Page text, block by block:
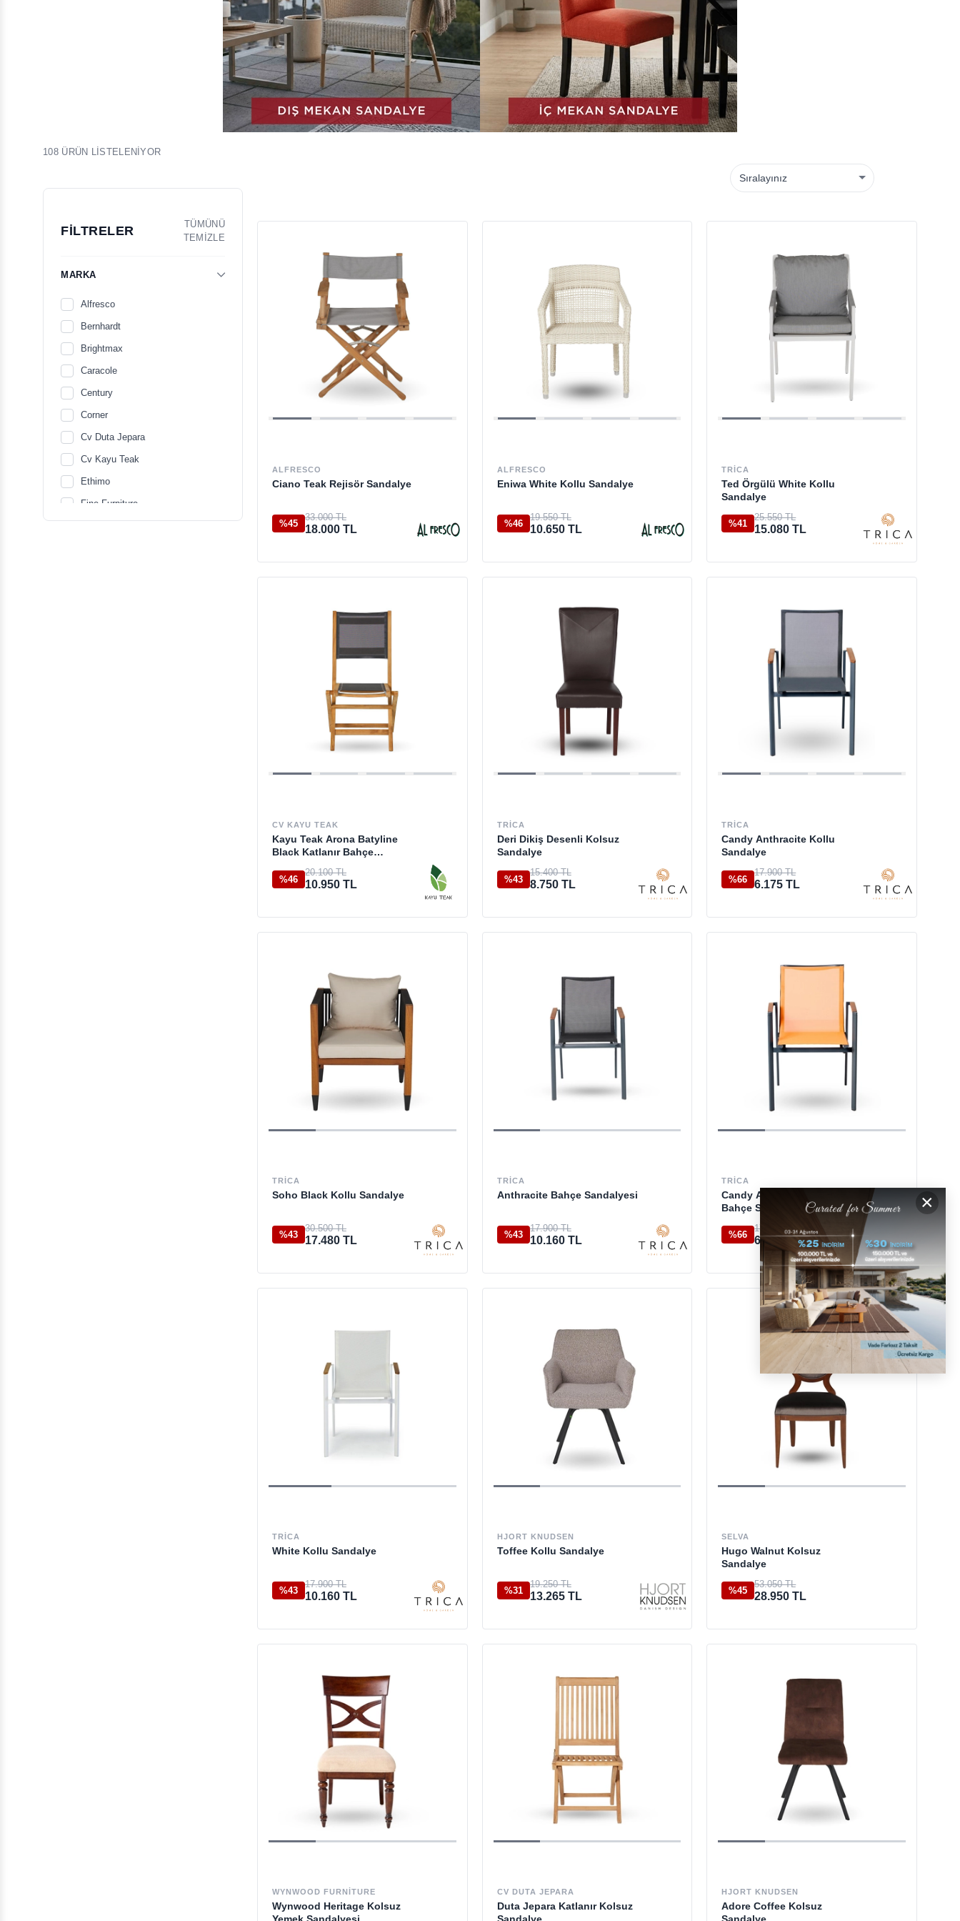
108 ÜRÜN LİSTELENİYOR
FİLTRELER
TÜMÜNÜ
TEMİZLE
MARKA
Alfresco
Bernhardt
Brightmax
Caracole
Century
Corner
Cv Duta Jepara
Cv Kayu Teak
Ethimo
Fine Furniture
ALFRESCO
Ciano Teak Rejisör Sandalye
%45
33.000 TL
18.000 TL
ALFRESCO
Eniwa White Kollu Sandalye
%46
19.550 TL
10.650 TL
TRICA
Ted Örgülü White Kollu
Sandalye
%41
25.550 TL
15.080 TL
CV KAYU TEAK
Kayu Teak Arona Batyline
Black Katlanır Bahçe
%46
20.100 TL
10.950 TL
TRICA
Deri Dikiş Desenli Kolsuz
Sandalye
%43
15.400 TL
8.750 TL
TRICA
Candy Anthracite Kollu
Sandalye
%66
17.900 TL
6.175 TL
TRICA
Soho Black Kollu Sandalye
%43
30.500 TL
17.480 TL
TRICA
Anthracite Bahçe Sandalyesi
%43
17.900 TL
10.160 TL
TRICA
Candy Antrachite Orange
Bahçe Sandalyesi
%66
17.900 TL
6.175 TL
TRICA
White Kollu Sandalye
%43
17.900 TL
10.160 TL
HJORT KNUDSEN
Toffee Kollu Sandalye
%31
19.250 TL
13.265 TL
SELVA
Hugo Walnut Kolsuz
Sandalye
%45
53.050 TL
28.950 TL
WYNWOOD FURNITURE
Wynwood Heritage Kolsuz
CV DUTA JEPARA
Duta Jepara Katlanır Kolsuz
HJORT KNUDSEN
Adore Coffee Kolsuz
×